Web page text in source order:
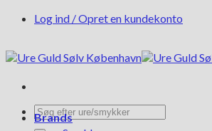
FortsætLog ind / Opret en kundekonto
Søg
efter:
Brands